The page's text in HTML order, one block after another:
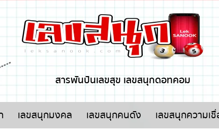
สารพันปันเลขสุข เลขสนุกดอทคอม
เลขสนุกมงคล เลขสนุกคนดัง เลขสนุกความเชื่อ